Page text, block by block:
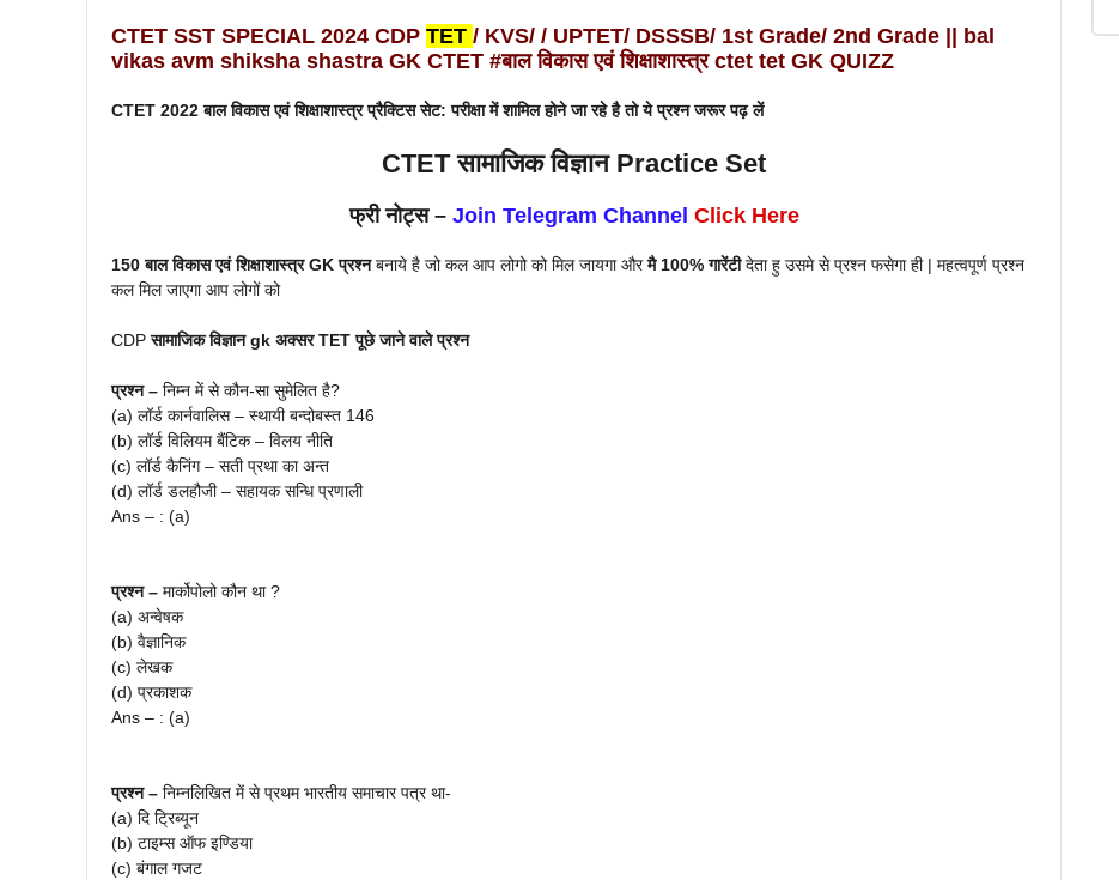
CTET SST SPECIAL 2024 CDP TET / KVS/ / UPTET/ DSSSB/ 1st Grade/ 2nd Grade || bal
vikas avm shiksha shastra GK CTET #बाल विकास एवं शिक्षाशास्त्र ctet tet GK QUIZZ
CTET 2022 बाल विकास एवं शिक्षाशास्त्र प्रैक्टिस सेट: परीक्षा में शामिल होने जा रहे है तो ये प्रश्न जरूर पढ़ लें
CTET सामाजिक विज्ञान Practice Set
फ्री नोट्स – Join Telegram Channel Click Here
150 बाल विकास एवं शिक्षाशास्त्रGK प्रश्नबनाये है जो कल आप लोगो को मिल जायगा औरमै 100% गारेंटीदेता हु उसमे से प्रश्न फसेगा ही | महत्वपूर्ण प्रश्न
कल मिल जाएगा आप लोगों को
CDPसामाजिक विज्ञान gk अक्सर TET पूछे जाने वाले प्रश्न
प्रश्न – निम्न में से कौन-सा सुमेलित है?
(a) लॉर्ड कार्नवालिस – स्थायी बन्दोबस्त 146
(b) लॉर्ड विलियम बैंटिक – विलय नीति
(c) लॉर्ड कैनिंग – सती प्रथा का अन्त
(d) लॉर्ड डलहौजी – सहायक सन्धि प्रणाली
Ans – : (a)
प्रश्न – मार्कोपोलो कौन था ?
(a) अन्वेषक
(b) वैज्ञानिक
(c) लेखक
(d) प्रकाशक
Ans – : (a)
प्रश्न – निम्नलिखित में से प्रथम भारतीय समाचार पत्र था-
(a) दि ट्रिब्यून
(b) टाइम्स ऑफ इण्डिया
(c) बंगाल गजट